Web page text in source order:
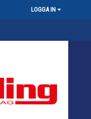
LOGGA IN